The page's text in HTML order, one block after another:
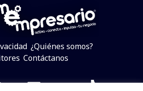
¿Quiénes somos?
Contáctanos